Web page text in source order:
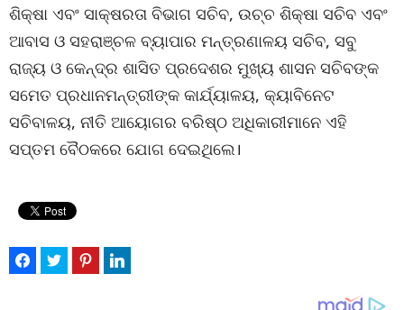
ଶିକ୍ଷା ଏବଂ ସାକ୍ଷରତା ବିଭାଗ ସଚିବ, ଉଚ୍ଚ ଶିକ୍ଷା ସଚିବ ଏବଂ
ଆବାସ ଓ ସହରାଞ୍ଚଳ ବ୍ୟାପାର ମନ୍ତ୍ରଣାଳୟ ସଚିବ, ସବୁ
ରାଜ୍ୟ ଓ କେନ୍ଦ୍ର ଶାସିତ ପ୍ରଦେଶର ମୁଖ୍ୟ ଶାସନ ସଚିବଙ୍କ
ସମେତ ପ୍ରଧାନମନ୍ତ୍ରୀଙ୍କ କାର୍ଯ୍ୟାଳୟ, କ୍ୟାବିନେଟ
ସଚିବାଳୟ, ନୀତି ଆୟୋଗର ବରିଷ୍ଠ ଅଧିକାରୀମାନେ ଏହି
ସପ୍ତମ ବୈଠକରେ ଯୋଗ ଦେଇଥିଲେ।